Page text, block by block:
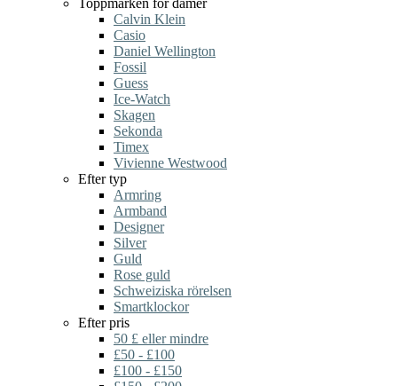
Toppmärken för damer
Calvin Klein
Casio
Daniel Wellington
Fossil
Guess
Ice-Watch
Skagen
Sekonda
Timex
Vivienne Westwood
Efter typ
Armring
Armband
Designer
Silver
Guld
Rose guld
Schweiziska rörelsen
Smartklockor
Efter pris
50 £ eller mindre
£50 - £100
£100 - £150